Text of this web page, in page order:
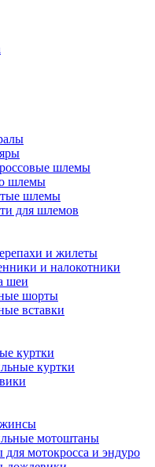
шлемы
шлемы
шлемы
для шлемов
и жилеты
и налокотники
шеи
шорты
вставки
куртки
куртки
мотоштаны
мотокросса и эндуро